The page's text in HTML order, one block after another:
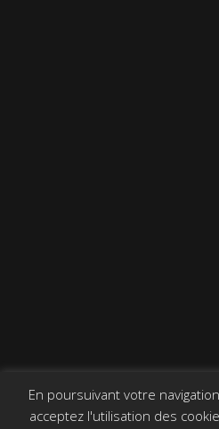
© 2019 INFOCEANE |
En poursuivant votre
acceptez l'utilisation des